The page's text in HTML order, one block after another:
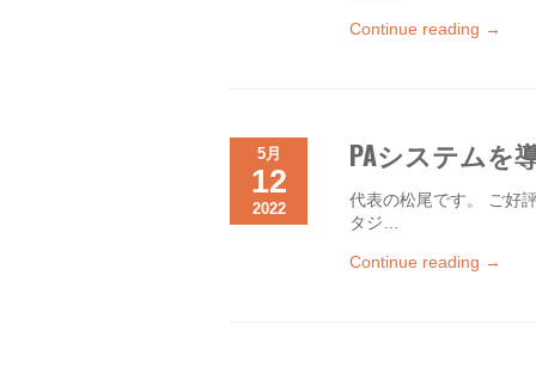
Continue reading →
5月
12
2022
PAシステムを
代表の松尾です。 ご好
タジ…
Continue reading →